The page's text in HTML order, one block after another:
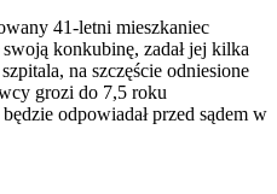
41-letni mieszkaniec
konkubinę, zadał jej kilka
na szczęście odniesione
grozi do 7,5 roku
odpowiadał przed sądem w